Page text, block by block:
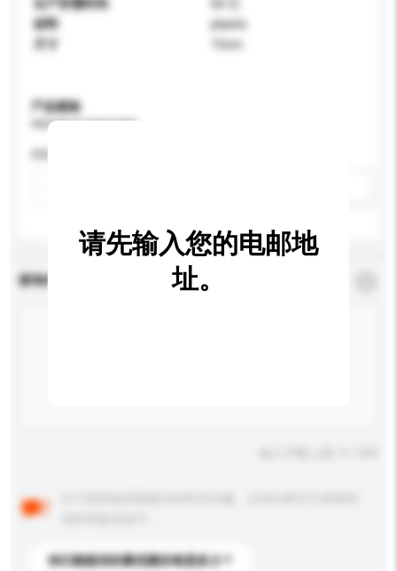
生产所需时间
60 日
材料
plastic
15cm
产品规格
请提供您对产品的特定要求。
查询内容
你们能提供的最优惠价格是多少？
请先输入您的电邮地
址。